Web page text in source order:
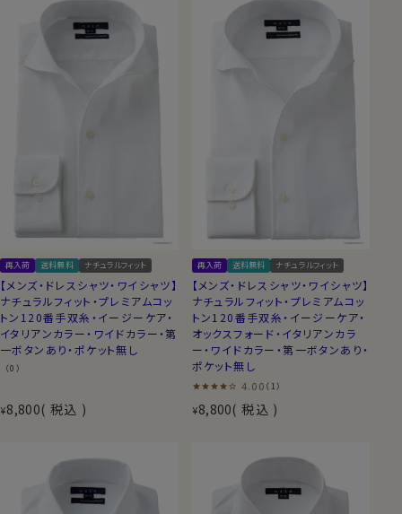
再入荷 送料無料 ナチュラルフィット
【メンズ・ドレスシャツ・ワイシャツ】
ナチュラルフィット・プレミアムコッ
トン120番手双糸・イージーケア・
イタリアンカラー・ワイドカラー・第
一ボタンあり・ポケット無し
（0）
¥8,800 税込
再入荷 送料無料 ナチュラルフィット
【メンズ・ドレスシャツ・ワイシャツ】
ナチュラルフィット・プレミアムコッ
トン120番手双糸・イージーケア・
オックスフォード・イタリアンカラ
ー・ワイドカラー・第一ボタンあり・
ポケット無し
4.00 （1）
¥8,800 税込